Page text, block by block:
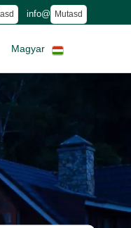
info@ Mutasd
Magyar